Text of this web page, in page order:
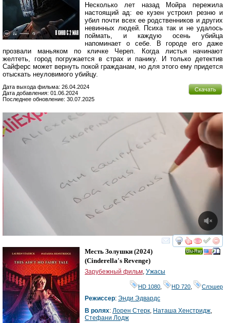
Несколько лет назад Мойра пережила
настоящий ад: ее кузен устроил резню и
убил почти всех ее родственников и других
невинных людей. Психа так и не удалось
поймать, и каждую осень убийца
напоминает о себе. В городе его даже
прозвали маньяком по кличке Череп. Когда листья начинают
желтеть, город погружается в страх и панику. И только детектив
Сайферс может вернуть покой гражданам, но для этого ему придется
отыскать неуловимого убийцу.
Скачать
Дата выхода фильма: 26.04.2024
Дата добавления: 01.06.2024
Последнее обновление: 30.07.2025
смотреть
Месть Золушки (2024)
(Cinderella's Revenge)
Зарубежный фильм Ужасы
HD 1080 HD 720 Слэшер
Режиссер: Энди Эдвардс
В ролях: Лорен Стерк Наташа Хенстридж
Стефани Лодж